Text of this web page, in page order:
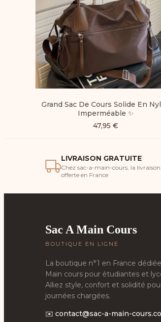
Grand Sac De Cours Solide En
Imperméable ✨
47,95 €
LIVRAISON GRATUITE
Chez sac-a-main-cours, la livraison
offerte en France
Sac A Main Cours
BOUTIQUE EN LIGNE
La boutique n°1 en France
Main cours pour étudiantes et
Alliez style, confort et solidité
journées chargées.
✉️ contact@sac-a-main-